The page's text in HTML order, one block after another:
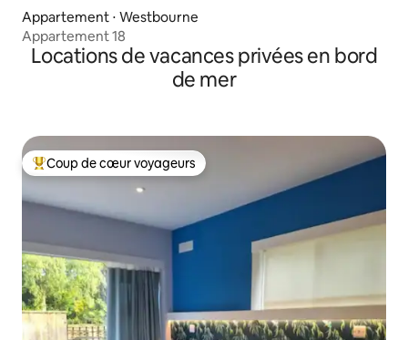
Appartement ⋅ Westbourne
Appartement 18
Locations de vacances privées en bord
de mer
Coups de cœur voyageurs les plus appréciés
Coup de cœur voyageurs